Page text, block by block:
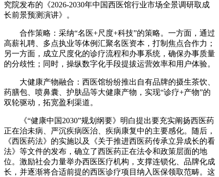
究院发布的《2026-2030年中国西医馆行业市场全景调研取成
长前景预测演讲》。
合作策略：采纳“名医+尺度+科技”的策略。一方面，通过
高薪礼聘、多点执业等体例汇聚名医资本，打制焦点合作力；
另一方面，成立尺度化的诊疗流程和办事系统，确保办事质量
的分歧性；同时，操纵数字化手段提拔运营效率和用户体验。
大健康产物融合：西医馆纷纷推出自有品牌的摄生茶饮、
药膳包、喷鼻囊、护肤品等大健康产物，实现“诊疗+产物”的
双轮驱动，拓宽盈利渠道。
《“健康中国2030”规划纲要》明白提出要充实阐扬西医药
正在治未病、严沉疾病医治、疾病康复中的主要感化。随后，
《西医药法》的实施以及《关于推进西医药传承立异成长的看
法》等文件的发布，确立了西医药正在法令和政策层面的地
位。激励社会力量举办西医医疗机构，支撑连锁化、品牌化成
长，并逐渐将合适前提的西医诊疗项目纳入医保领取范畴。这